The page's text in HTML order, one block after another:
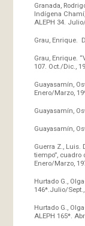
Granada,
Indígena
ALEPH 34.
Grau, Enrique.
Grau, Enrique.
107. Oct./Dic.,
Guayasamín,
Enero/Marzo,
Guayasamín,
Guayasamín,
Guerra Z., Luis.
tiempo”, cuadro
Enero/Marzo,
Hurtado G.,
146*.Julio/Sept.,
Hurtado G.,
ALEPH 165*.